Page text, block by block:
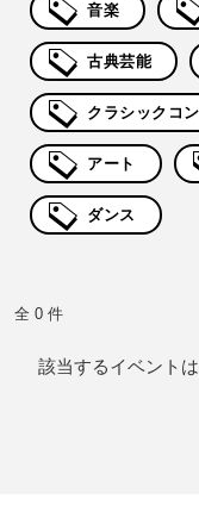
音楽
古典芸能
クラシックコ
アート
ダンス
全 0 件
該当するイベント